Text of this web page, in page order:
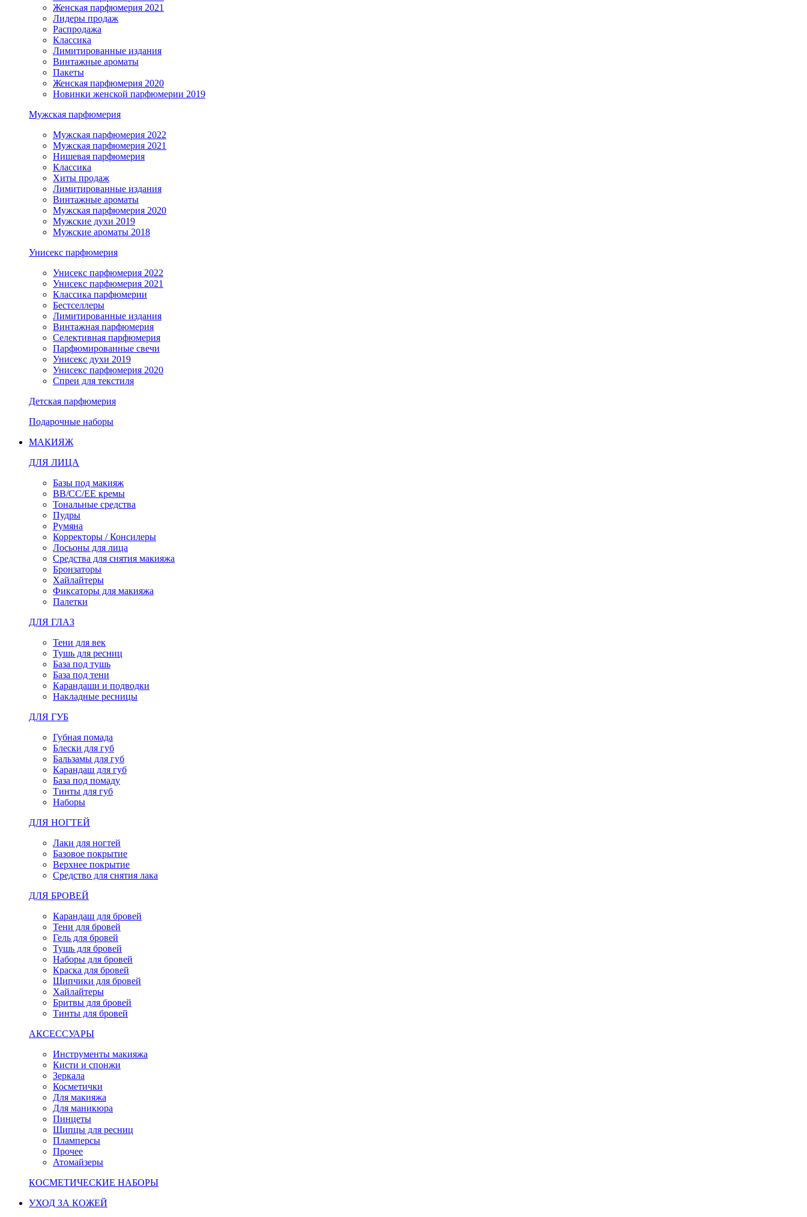
Женская парфюмерия 2021
Лидеры продаж
Распродажа
Классика
Лимитированные издания
Винтажные ароматы
Пакеты
Женская парфюмерия 2020
Новинки женской парфюмерии 2019
Мужская парфюмерия
Мужская парфюмерия 2022
Мужская парфюмерия 2021
Нишевая парфюмерия
Классика
Хиты продаж
Лимитированные издания
Винтажные ароматы
Мужская парфюмерия 2020
Мужские духи 2019
Мужские ароматы 2018
Унисекс парфюмерия
Унисекс парфюмерия 2022
Унисекс парфюмерия 2021
Классика парфюмерии
Бестселлеры
Лимитированные издания
Винтажная парфюмерия
Селективная парфюмерия
Парфюмированные свечи
Унисекс духи 2019
Унисекс парфюмерия 2020
Спреи для текстиля
Детская парфюмерия
Подарочные наборы
МАКИЯЖ
ДЛЯ ЛИЦА
Базы под макияж
BB/CC/EE кремы
Тональные средства
Пудры
Румяна
Корректоры / Консилеры
Лосьоны для лица
Средства для снятия макияжа
Бронзаторы
Хайлайтеры
Фиксаторы для макияжа
Палетки
ДЛЯ ГЛАЗ
Тени для век
Тушь для ресниц
База под тушь
База под тени
Карандаши и подводки
Накладные ресницы
ДЛЯ ГУБ
Губная помада
Блески для губ
Бальзамы для губ
Карандаш для губ
База под помаду
Тинты для губ
Наборы
ДЛЯ НОГТЕЙ
Лаки для ногтей
Базовое покрытие
Верхнее покрытие
Средство для снятия лака
ДЛЯ БРОВЕЙ
Карандаш для бровей
Тени для бровей
Гель для бровей
Тушь для бровей
Наборы для бровей
Краска для бровей
Щипчики для бровей
Хайлайтеры
Бритвы для бровей
Тинты для бровей
АКСЕССУАРЫ
Инструменты макияжа
Кисти и спонжи
Зеркала
Косметички
Для макияжа
Для маникюра
Пинцеты
Щипцы для ресниц
Пламперсы
Прочее
Атомайзеры
КОСМЕТИЧЕСКИЕ НАБОРЫ
УХОД ЗА КОЖЕЙ